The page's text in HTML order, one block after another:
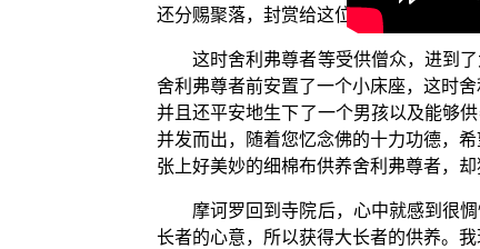
还分赐聚落，封赏给这位舍卫城中的大
这时舍利弗尊者等受供僧众，进到
舍利弗尊者前安置了一个小床座，这时
并且还平安地生下了一个男孩以及能够
并发而出，随着您忆念佛的十力功德，
张上好美妙的细棉布供养舍利弗尊者，却
摩诃罗回到寺院后，心中就感到很
长者的心意，所以获得大长者的供养。